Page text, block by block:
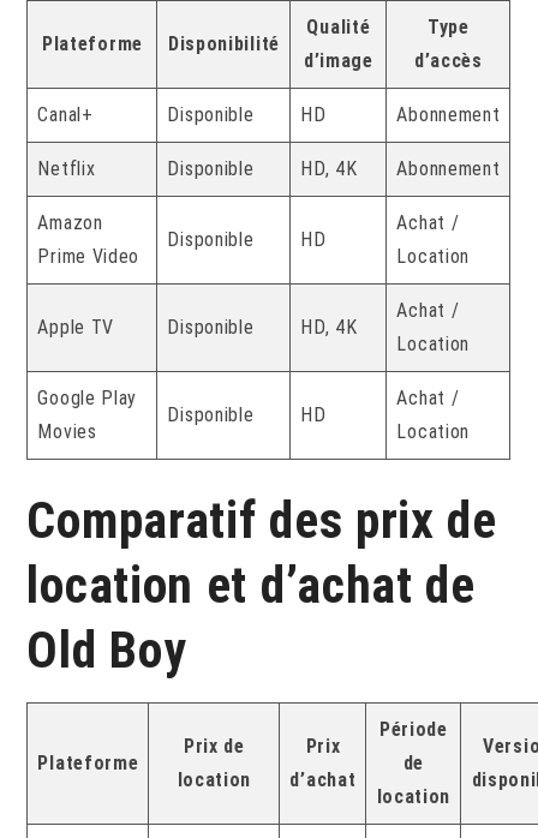
Plateforme Disponibilité
Qualité
d’image
Type
d’accès
Canal+ Disponible HD Abonnement
Netflix Disponible HD, 4K Abonnement
Amazon
Prime Video
Disponible HD
Achat /
Location
Apple TV Disponible HD, 4K
Achat /
Location
Google Play
Movies
Disponible HD
Achat /
Location
Comparatif des prix de
location et d’achat de
Old Boy
Plateforme
Prix de
location
Prix
d’achat
Période
de
location